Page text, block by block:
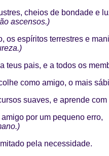
cheios de bondade e
ascensos.)
os espíritos terrestres e
teus pais, e a todos os
como amigo, o mais
suaves, e aprende
por um pequeno erro,
pela necessidade.